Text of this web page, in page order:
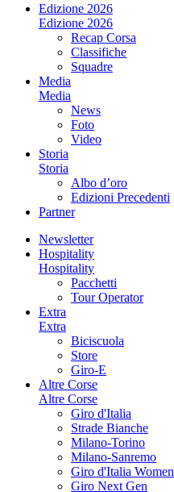
Edizione 2026
Edizione 2026
Recap Corsa
Classifiche
Squadre
Media
Media
News
Foto
Video
Storia
Storia
Albo d’oro
Edizioni Precedenti
Partner
Newsletter
Hospitality
Hospitality
Pacchetti
Tour Operator
Extra
Extra
Biciscuola
Store
Giro-E
Altre Corse
Altre Corse
Giro d'Italia
Strade Bianche
Milano-Torino
Milano-Sanremo
Giro d'Italia Women
Giro Next Gen